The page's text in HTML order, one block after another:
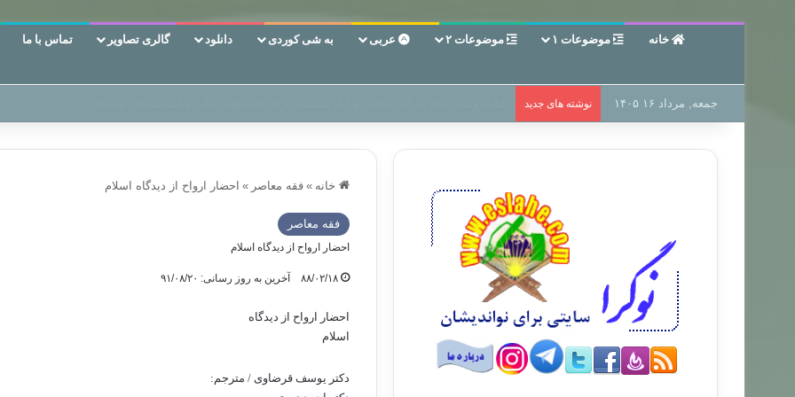
خانه موضوعات ۱ موضوعات ۲ عربی به شی کوردی دانلود گالری تصاویر تماس با ما
جمعه, مرداد ۱۶ ۱۴۰۵ نوشته های جدید
خانه » فقه معاصر » احضار ارواح از دیدگاه اسلام
فقه معاصر
احضار ارواح از دیدگاه اسلام
۸۸/۰۲/۱۸ آخرین به روز رسانی: ۹۱/۰۸/۲۰
احضار ارواح از دیدگاه
اسلام
دکتر یوسف قرضاوی / مترجم: